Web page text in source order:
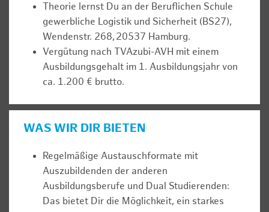
Theorie lernst Du an der Beruflichen Schule
gewerbliche Logistik und Sicherheit (BS27),
Wendenstr. 268, 20537 Hamburg.
Vergütung nach TVAzubi-AVH mit einem
Ausbildungsgehalt im 1. Ausbildungsjahr von
ca. 1.200 € brutto.
WAS WIR DIR BIETEN
Regelmäßige Austauschformate mit
Auszubildenden der anderen
Ausbildungsberufe und Dual Studierenden:
Das bietet Dir die Möglichkeit, ein starkes